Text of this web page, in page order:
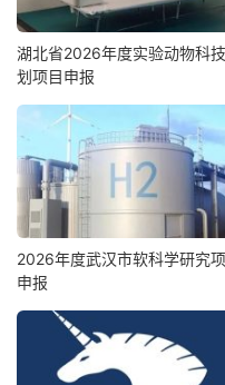
湖北省2026年度实验动物科
划项目申报
2026年度武汉市软科学研究
申报